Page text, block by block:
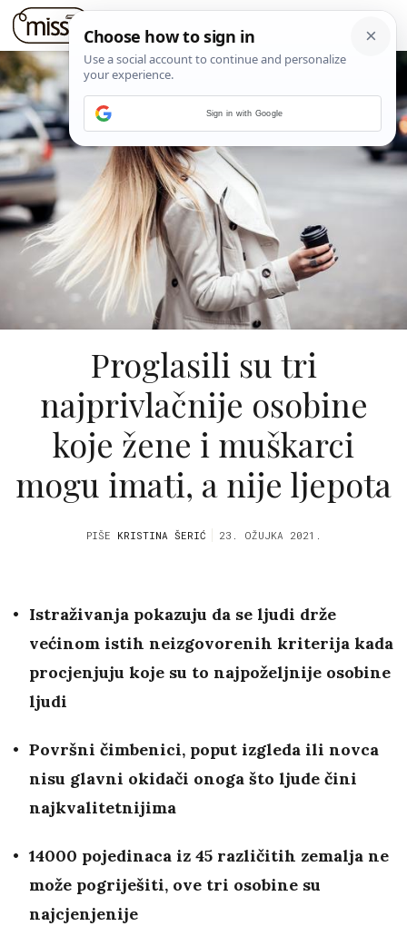
Proglasili su tri
najprivlačnije osobine
koje žene i muškarci
mogu imati, a nije ljepota
PIŠE KRISTINA ŠERIĆ 23. OŽUJKA 2021.
Istraživanja pokazuju da se ljudi drže
većinom istih neizgovorenih kriterija kada
procjenjuju koje su to najpoželjnije osobine
ljudi
Površni čimbenici, poput izgleda ili novca
nisu glavni okidači onoga što ljude čini
najkvalitetnijima
14000 pojedinaca iz 45 različitih zemalja ne
može pogriješiti, ove tri osobine su
najcjenjenije
Sign in with Google